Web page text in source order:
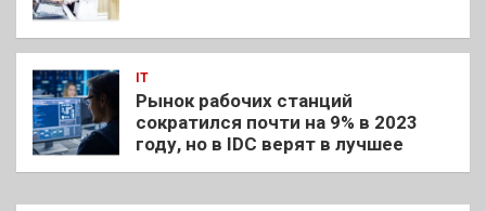
IT
Рынок рабочих станций
сократился почти на 9% в 2023
году, но в IDC верят в лучшее